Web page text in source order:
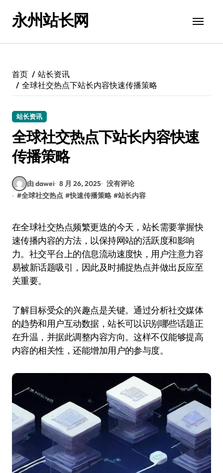
永州站长网
首页
站长资讯
全球社交热点下站长内容快速传播策略
站长资讯
全球社交热点下站长内容快速
传播策略
由 dawei 8 月 26, 2025 没有评论
#全球社交热点 #快速传播策略 #站长内容
在全球社交热点频繁更迭的今天，站长需要掌握快
速传播内容的方法，以保持网站的活跃度和影响
力。社交平台上的信息流动速度快，用户注意力容
易被新话题吸引，因此及时捕捉热点并做出反应至
关重要。
了解目标受众的兴趣点是关键。通过分析社交媒体
的趋势和用户互动数据，站长可以识别哪些话题正
在升温，并据此调整内容方向。这样不仅能够提高
内容的相关性，还能增加用户的参与度。